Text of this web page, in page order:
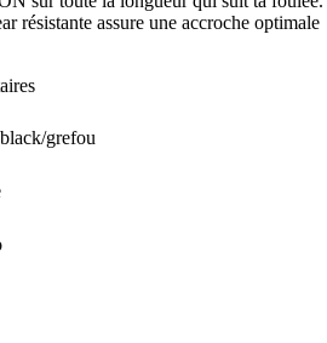
résistante assure une accroche optimale
grefou